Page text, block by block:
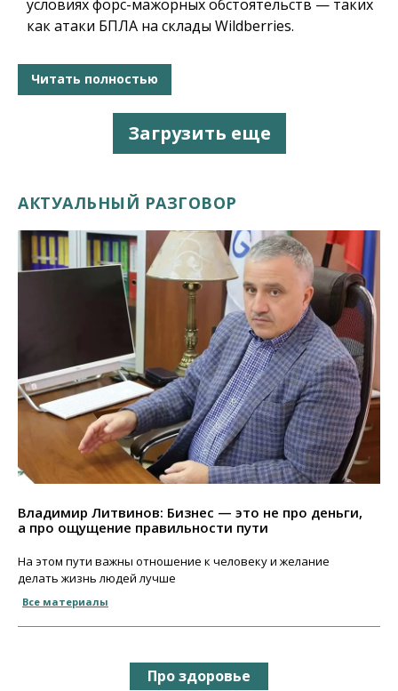
условиях форс-мажорных обстоятельств — таких
как атаки БПЛА на склады Wildberries.
Читать полностью
Загрузить еще
АКТУАЛЬНЫЙ РАЗГОВОР
Владимир Литвинов: Бизнес — это не про деньги,
а про ощущение правильности пути
На этом пути важны отношение к человеку и желание
делать жизнь людей лучше
Все материалы
Про здоровье